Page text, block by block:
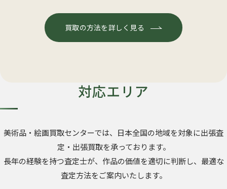
買取の方法を詳しく見る
対応エリア
美術品・絵画買取センターでは、日本全国の地域を対象に出張査
定・出張買取を承っております。
長年の経験を持つ査定士が、作品の価値を適切に判断し、最適な
査定方法をご案内いたします。